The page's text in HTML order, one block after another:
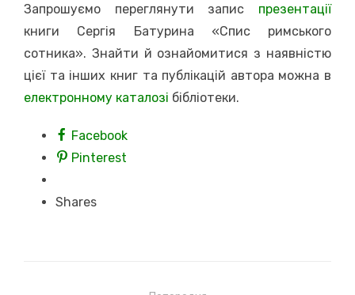
Запрошуємо переглянути запис презентації
книги Сергія Батурина «Спис римського
сотника». Знайти й ознайомитися з наявністю
цієї та інших книг та публікацій автора можна в
електронному каталозі бібліотеки.
Facebook
Pinterest
Shares